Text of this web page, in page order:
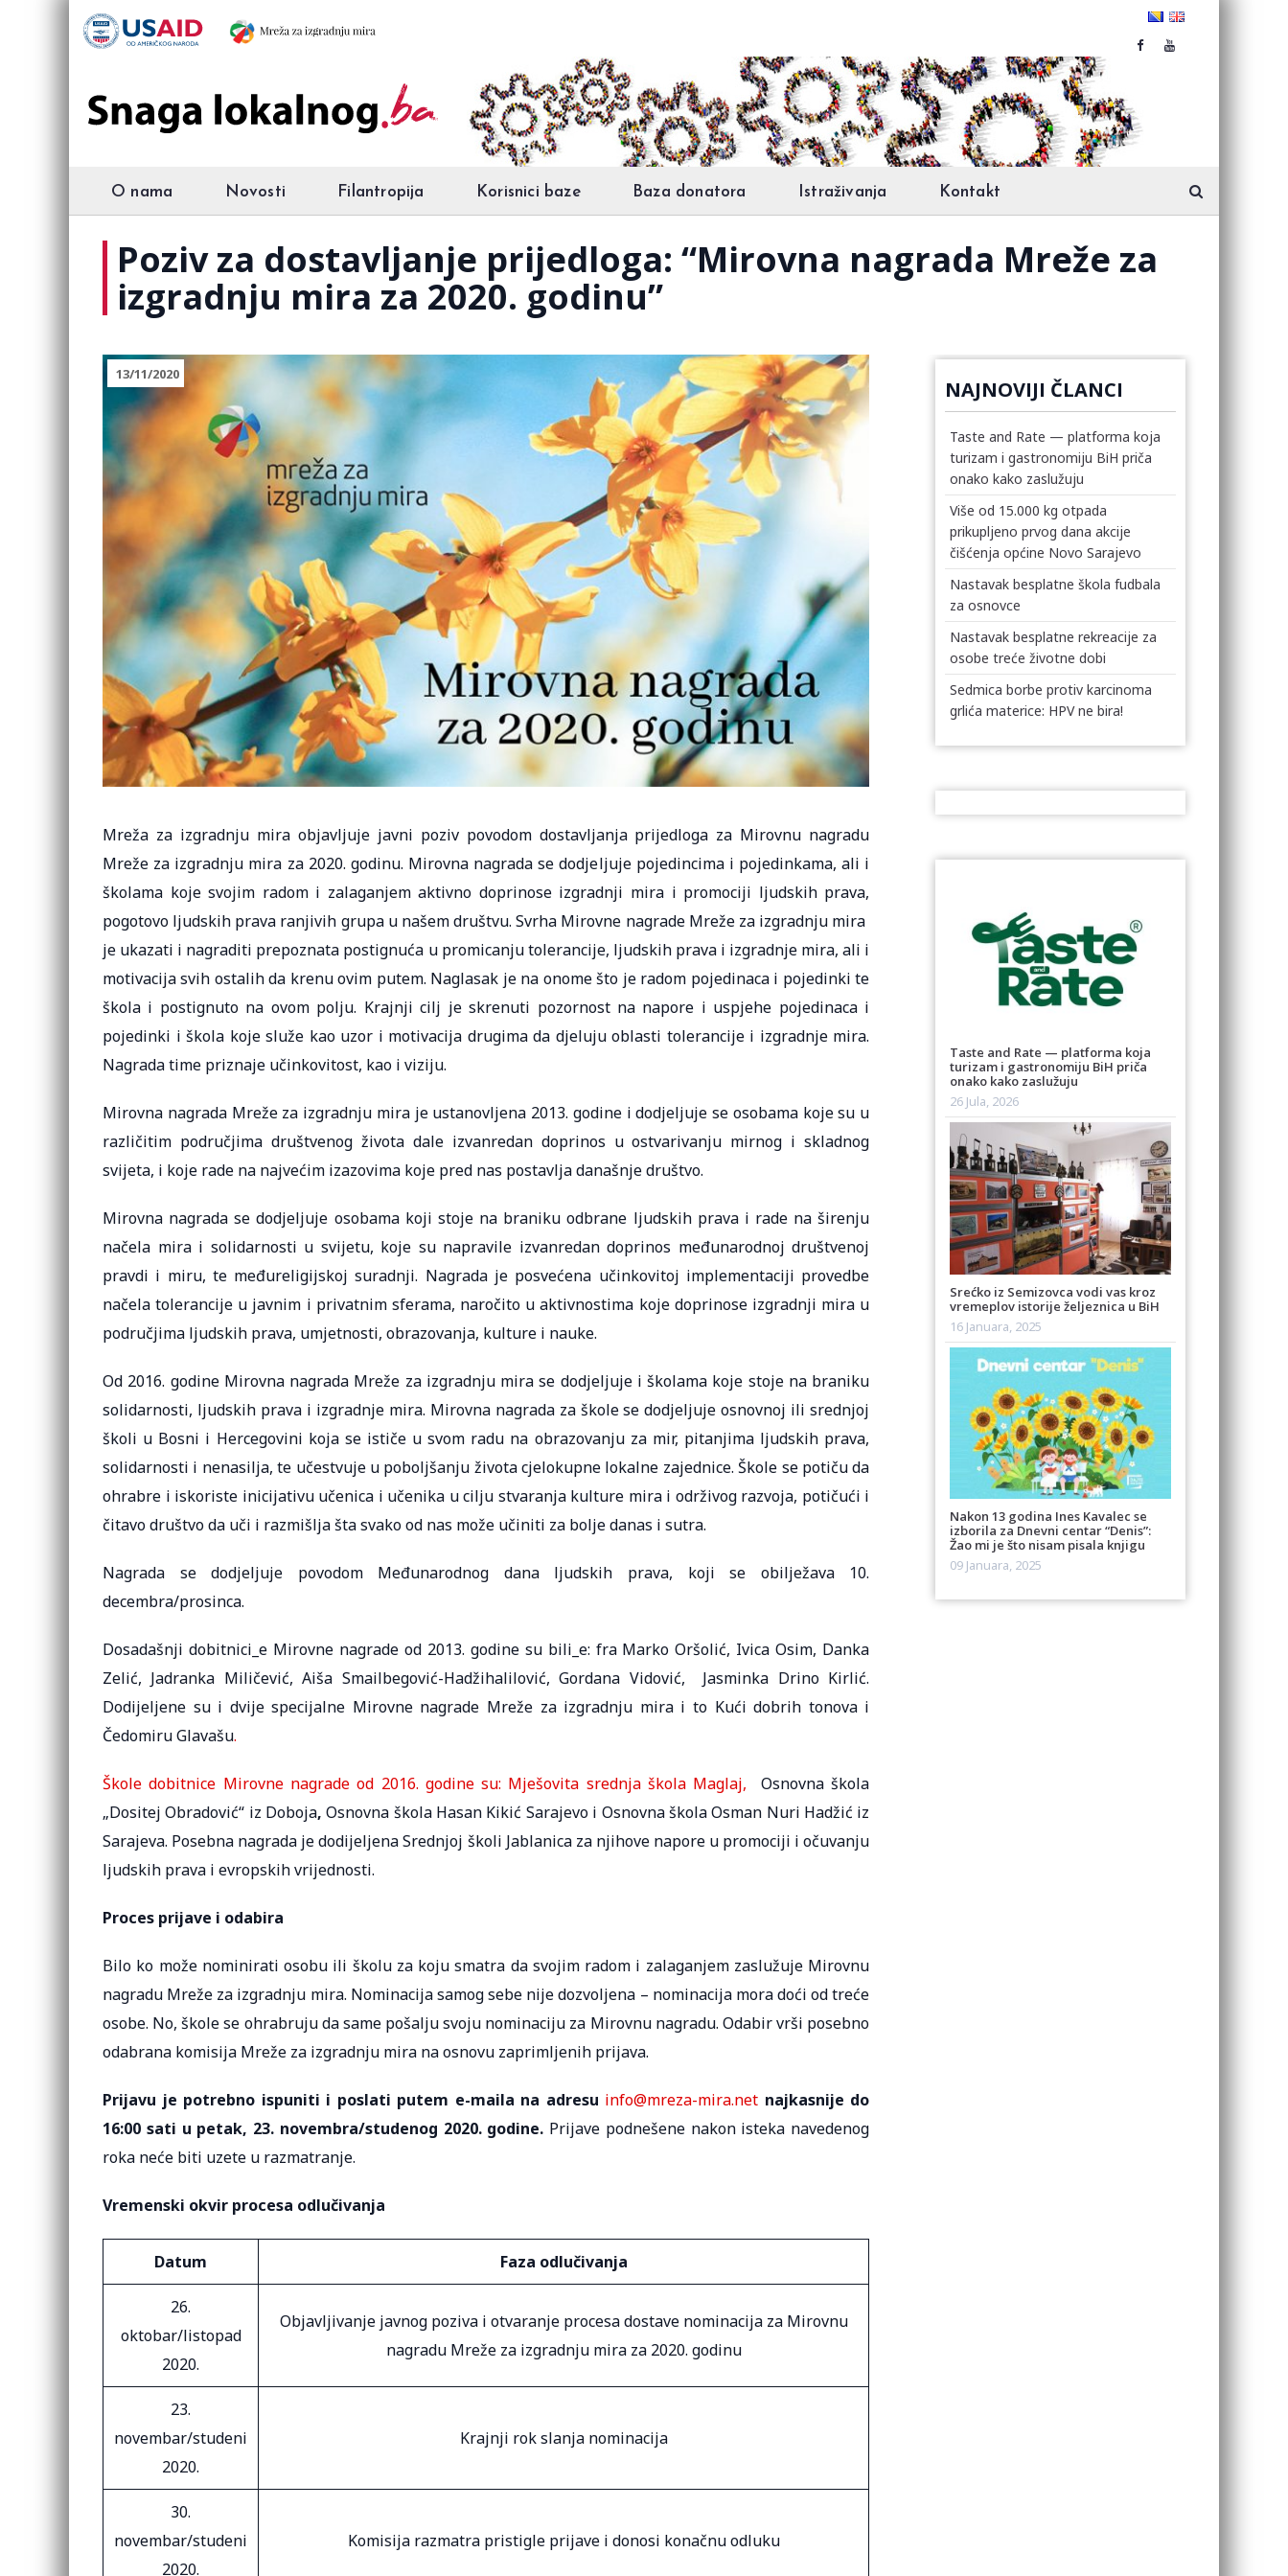
O nama Novosti Filantropija Korisnici baze Baza donatora Istraživanja Kontakt
Poziv za dostavljanje prijedloga: “Mirovna nagrada Mreže za
izgradnju mira za 2020. godinu”
13/11/2020
Mreža za izgradnju mira objavljuje javni poziv povodom dostavljanja prijedloga za Mirovnu nagradu
Mreže za izgradnju mira za 2020. godinu. Mirovna nagrada se dodjeljuje pojedincima i pojedinkama, ali i
školama koje svojim radom i zalaganjem aktivno doprinose izgradnji mira i promociji ljudskih prava,
pogotovo ljudskih prava ranjivih grupa u našem društvu. Svrha Mirovne nagrade Mreže za izgradnju mira
je ukazati i nagraditi prepoznata postignuća u promicanju tolerancije, ljudskih prava i izgradnje mira, ali i
motivacija svih ostalih da krenu ovim putem. Naglasak je na onome što je radom pojedinaca i pojedinki te
škola i postignuto na ovom polju. Krajnji cilj je skrenuti pozornost na napore i uspjehe pojedinaca i
pojedinki i škola koje služe kao uzor i motivacija drugima da djeluju oblasti tolerancije i izgradnje mira.
Nagrada time priznaje učinkovitost, kao i viziju.
Mirovna nagrada Mreže za izgradnju mira je ustanovljena 2013. godine i dodjeljuje se osobama koje su u
različitim područjima društvenog života dale izvanredan doprinos u ostvarivanju mirnog i skladnog
svijeta, i koje rade na najvećim izazovima koje pred nas postavlja današnje društvo.
Mirovna nagrada se dodjeljuje osobama koji stoje na braniku odbrane ljudskih prava i rade na širenju
načela mira i solidarnosti u svijetu, koje su napravile izvanredan doprinos međunarodnoj društvenoj
pravdi i miru, te međureligijskoj suradnji. Nagrada je posvećena učinkovitoj implementaciji provedbe
načela tolerancije u javnim i privatnim sferama, naročito u aktivnostima koje doprinose izgradnji mira u
područjima ljudskih prava, umjetnosti, obrazovanja, kulture i nauke.
Od 2016. godine Mirovna nagrada Mreže za izgradnju mira se dodjeljuje i školama koje stoje na braniku
solidarnosti, ljudskih prava i izgradnje mira. Mirovna nagrada za škole se dodjeljuje osnovnoj ili srednjoj
školi u Bosni i Hercegovini koja se ističe u svom radu na obrazovanju za mir, pitanjima ljudskih prava,
solidarnosti i nenasilja, te učestvuje u poboljšanju života cjelokupne lokalne zajednice. Škole se potiču da
ohrabre i iskoriste inicijativu učenica i učenika u cilju stvaranja kulture mira i održivog razvoja, potičući i
čitavo društvo da uči i razmišlja šta svako od nas može učiniti za bolje danas i sutra.
Nagrada se dodjeljuje povodom Međunarodnog dana ljudskih prava, koji se obilježava 10.
decembra/prosinca.
Dosadašnji dobitnici_e Mirovne nagrade od 2013. godine su bili_e: fra Marko Oršolić, Ivica Osim, Danka
Zelić, Jadranka Miličević, Aiša Smailbegović-Hadžihalilović, Gordana Vidović, Jasminka Drino Kirlić.
Dodijeljene su i dvije specijalne Mirovne nagrade Mreže za izgradnju mira i to Kući dobrih tonova i
Čedomiru Glavašu.
Škole dobitnice Mirovne nagrade od 2016. godine su: Mješovita srednja škola Maglaj,
Osnovna škola
„Dositej Obradović“ iz Doboja, Osnovna škola Hasan Kikić Sarajevo i Osnovna škola Osman Nuri Hadžić iz
Sarajeva. Posebna nagrada je dodijeljena Srednjoj školi Jablanica za njihove napore u promociji i očuvanju
ljudskih prava i evropskih vrijednosti.
Proces prijave i odabira
Bilo ko može nominirati osobu ili školu za koju smatra da svojim radom i zalaganjem zaslužuje Mirovnu
nagradu Mreže za izgradnju mira. Nominacija samog sebe nije dozvoljena – nominacija mora doći od treće
osobe. No, škole se ohrabruju da same pošalju svoju nominaciju za Mirovnu nagradu. Odabir vrši posebno
odabrana komisija Mreže za izgradnju mira na osnovu zaprimljenih prijava.
Prijavu je potrebno ispuniti i poslati putem e-maila na adresu info@mreza-mira.net najkasnije do
16:00 sati u petak, 23. novembra/studenog 2020. godine. Prijave podnešene nakon isteka navedenog
roka neće biti uzete u razmatranje.
Vremenski okvir procesa odlučivanja
Datum Faza odlučivanja
26.
oktobar/listopad
2020.
Objavljivanje javnog poziva i otvaranje procesa dostave nominacija za Mirovnu
nagradu Mreže za izgradnju mira za 2020. godinu
23.
novembar/studeni
2020.
Krajnji rok slanja nominacija
30.
novembar/studeni
2020.
Komisija razmatra pristigle prijave i donosi konačnu odluku
NAJNOVIJI ČLANCI
Taste and Rate — platforma koja
turizam i gastronomiju BiH priča
onako kako zaslužuju
Više od 15.000 kg otpada
prikupljeno prvog dana akcije
čišćenja općine Novo Sarajevo
Nastavak besplatne škola fudbala
za osnovce
Nastavak besplatne rekreacije za
osobe treće životne dobi
Sedmica borbe protiv karcinoma
grlića materice: HPV ne bira!
Taste and Rate — platforma koja
turizam i gastronomiju BiH priča
onako kako zaslužuju
26 Jula, 2026
Srećko iz Semizovca vodi vas kroz
vremeplov istorije željeznica u BiH
16 Januara, 2025
Nakon 13 godina Ines Kavalec se
izborila za Dnevni centar “Denis”:
Žao mi je što nisam pisala knjigu
09 Januara, 2025